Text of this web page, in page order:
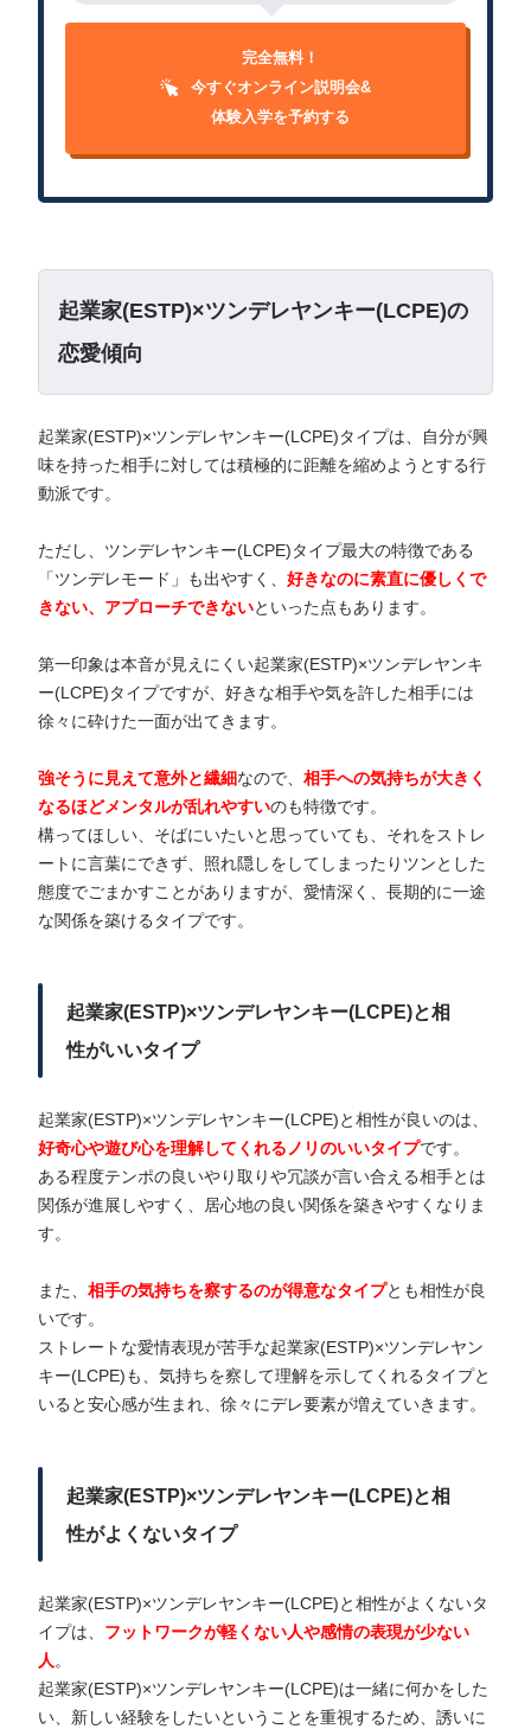
完全無料！
今すぐオンライン説明会&
体験入学を予約する
起業家(ESTP)×ツンデレヤンキー(LCPE)の
恋愛傾向
起業家(ESTP)×ツンデレヤンキー(LCPE)タイプは、自分が興
味を持った相手に対しては積極的に距離を縮めようとする行
動派です。
ただし、ツンデレヤンキー(LCPE)タイプ最大の特徴である
「ツンデレモード」も出やすく、 好きなのに素直に優しくで
きない、アプローチできないといった点もあります。
第一印象は本音が見えにくい起業家(ESTP)×ツンデレヤンキ
ー(LCPE)タイプですが、好きな相手や気を許した相手には
徐々に砕けた一面が出てきます。
強そうに見えて意外と繊細 なので、 相手への気持ちが大きく
なるほどメンタルが乱れやすいのも特徴です。
構ってほしい、そばにいたいと思っていても、それをストレ
ートに言葉にできず、照れ隠しをしてしまったりツンとした
態度でごまかすことがありますが、愛情深く、長期的に一途
な関係を築けるタイプです。
起業家(ESTP)×ツンデレヤンキー(LCPE)と相
性がいいタイプ
起業家(ESTP)×ツンデレヤンキー(LCPE)と相性が良いのは、
好奇心や遊び心を理解してくれるノリのいいタイプです。
ある程度テンポの良いやり取りや冗談が言い合える相手とは
関係が進展しやすく、居心地の良い関係を築きやすくなりま
す。
また、 相手の気持ちを察するのが得意なタイプとも相性が良
いです。
ストレートな愛情表現が苦手な起業家(ESTP)×ツンデレヤン
キー(LCPE)も、気持ちを察して理解を示してくれるタイプと
いると安心感が生まれ、徐々にデレ要素が増えていきます。
起業家(ESTP)×ツンデレヤンキー(LCPE)と相
性がよくないタイプ
起業家(ESTP)×ツンデレヤンキー(LCPE)と相性がよくないタ
イプは、 フ ットワークが軽くない人や感情の表現が少ない
人。
起業家(ESTP)×ツンデレヤンキー(LCPE)は一緒に何かをした
い、新しい経験をしたいということを重視するため、誘いに